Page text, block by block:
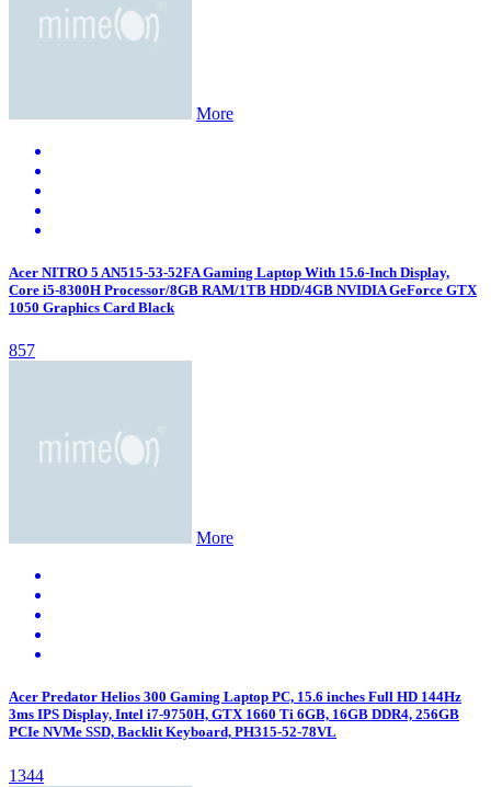
More
Acer NITRO 5 AN515-53-52FA Gaming Laptop With 15.6-Inch Display,
Core i5-8300H Processor/8GB RAM/1TB HDD/4GB NVIDIA GeForce GTX
1050 Graphics Card Black
857
More
Acer Predator Helios 300 Gaming Laptop PC, 15.6 inches Full HD 144Hz
3ms IPS Display, Intel i7-9750H, GTX 1660 Ti 6GB, 16GB DDR4, 256GB
PCIe NVMe SSD, Backlit Keyboard, PH315-52-78VL
1344